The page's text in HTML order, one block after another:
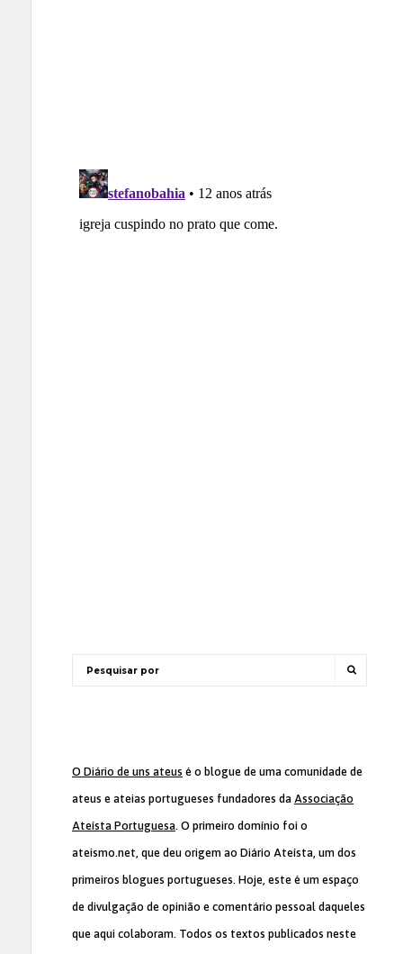
O Diário de uns ateus é o blogue de uma comunidade de
ateus e ateias portugueses fundadores da Associação
Ateísta Portuguesa. O primeiro domínio foi o
ateismo.net, que deu origem ao Diário Ateísta, um dos
primeiros blogues portugueses. Hoje, este é um espaço
de divulgação de opinião e comentário pessoal daqueles
que aqui colaboram. Todos os textos publicados neste